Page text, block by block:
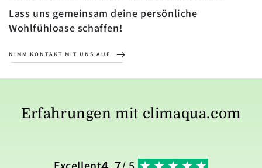
Lass uns gemeinsam deine persönliche
Wohlfühloase schaffen!
NIMM KONTAKT MIT UNS AUF
Erfahrungen mit climaqua.com